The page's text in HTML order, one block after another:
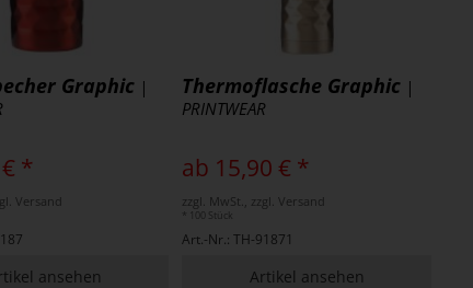
Graphic |
*
Versand
ansehen
Thermoflasche Graphic |
PRINTWEAR
ab 15,90 € *
zzgl. MwSt., zzgl. Versand
* 100 Stück
Art.-Nr.: TH-91871
Artikel ansehen